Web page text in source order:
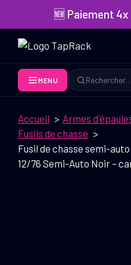
contenu
🆕 Paiement
MENU
Rechercher
Accueil Armes
Fusils de chasse
Fusil de chasse semi-
12/76 Semi-Auto Noir –